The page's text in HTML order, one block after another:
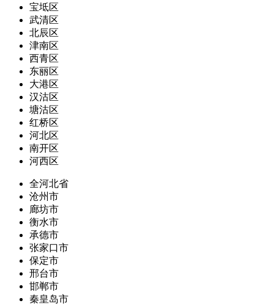
宝坻区
武清区
北辰区
津南区
西青区
东丽区
大港区
汉沽区
塘沽区
红桥区
河北区
南开区
河西区
全河北省
沧州市
廊坊市
衡水市
承德市
张家口市
保定市
邢台市
邯郸市
秦皇岛市